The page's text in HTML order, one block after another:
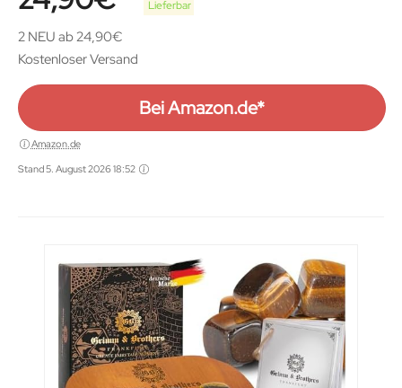
Lieferbar
2 NEU ab 24,90€
Kostenloser Versand
Bei Amazon.de*
Amazon.de
Stand 5. August 2026 18:52